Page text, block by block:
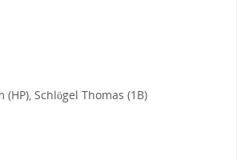
(HP), Schlögel Thomas (1B)